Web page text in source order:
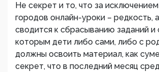
Не секрет и то, что за
городов онлайн-уроки – редкость,
сводится к сбрасыванию заданий и
которым дети либо сами, либо с
должны освоить материал, как
секрет, что в последний месяц